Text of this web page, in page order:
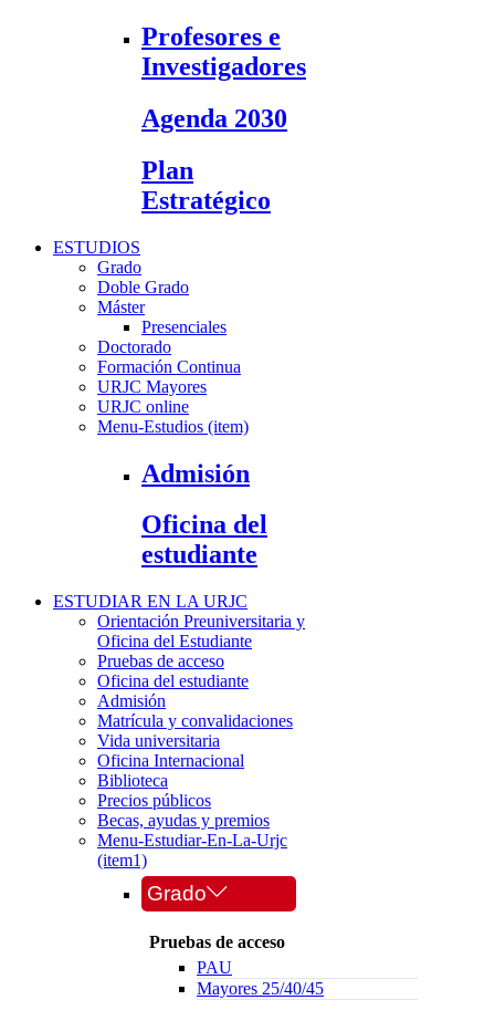
Profesores e
Investigadores
Agenda 2030
Plan
Estratégico
ESTUDIOS
Grado
Doble Grado
Máster
Presenciales
Doctorado
Formación Continua
URJC Mayores
URJC online
Menu-Estudios (item)
Admisión
Oficina del
estudiante
ESTUDIAR EN LA URJC
Orientación Preuniversitaria y
Oficina del Estudiante
Pruebas de acceso
Oficina del estudiante
Admisión
Matrícula y convalidaciones
Vida universitaria
Oficina Internacional
Biblioteca
Precios públicos
Becas, ayudas y premios
Menu-Estudiar-En-La-Urjc
(item1)
Grado
Pruebas de acceso
PAU
Mayores 25/40/45